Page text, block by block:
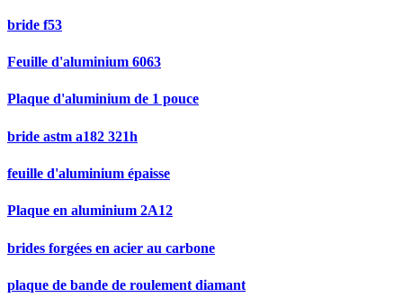
bride f53
Feuille d'aluminium 6063
Plaque d'aluminium de 1 pouce
bride astm a182 321h
feuille d'aluminium épaisse
Plaque en aluminium 2A12
brides forgées en acier au carbone
plaque de bande de roulement diamant